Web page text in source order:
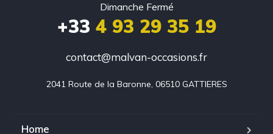
Dimanche Fermé
+33 4 93 29 35 19
contact@malvan-occasions.fr
2041 Route de la Baronne, 06510 GATTIERES
Home